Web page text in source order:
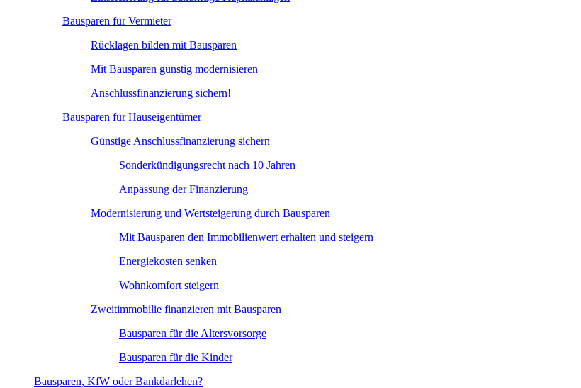
Bausparen für Vermieter
Rücklagen bilden mit Bausparen
Mit Bausparen günstig modernisieren
Anschlussfinanzierung sichern!
Bausparen für Hauseigentümer
Günstige Anschlussfinanzierung sichern
Sonderkündigungsrecht nach 10 Jahren
Anpassung der Finanzierung
Modernisierung und Wertsteigerung durch Bausparen
Mit Bausparen den Immobilienwert erhalten und steigern
Energiekosten senken
Wohnkomfort steigern
Zweitimmobilie finanzieren mit Bausparen
Bausparen für die Altersvorsorge
Bausparen für die Kinder
Bausparen, KfW oder Bankdarlehen?